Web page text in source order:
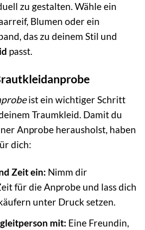
zu gestalten. Wähle ein
Blumen oder ein
das zu deinem Stil und
passt.
ist ein wichtiger Schritt
Traumkleid. Damit du
Anprobe herausholst, haben
dich:
Zeit ein: Nimm dir
für die Anprobe und lass dich
unter Druck setzen.
mit: Eine Freundin,